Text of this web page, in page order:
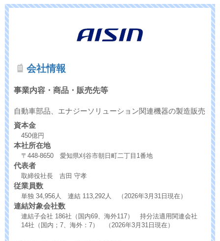
会社情報
事業内容・商品・販売先等
自動車部品、エナジーソリューション関連機器の製造販売
資本金
450億円
本社所在地
〒448-8650 愛知県刈谷市朝日町二丁目1番地
代表者
取締役社長 吉田 守孝
従業員数
単独 34,956人 連結 113,292人 （2026年3月31日現在）
連結対象会社数
連結子会社 186社（国内69、海外117） 持分法適用関連会社
14社（国内；7、海外：7） （2026年3月31日現在）